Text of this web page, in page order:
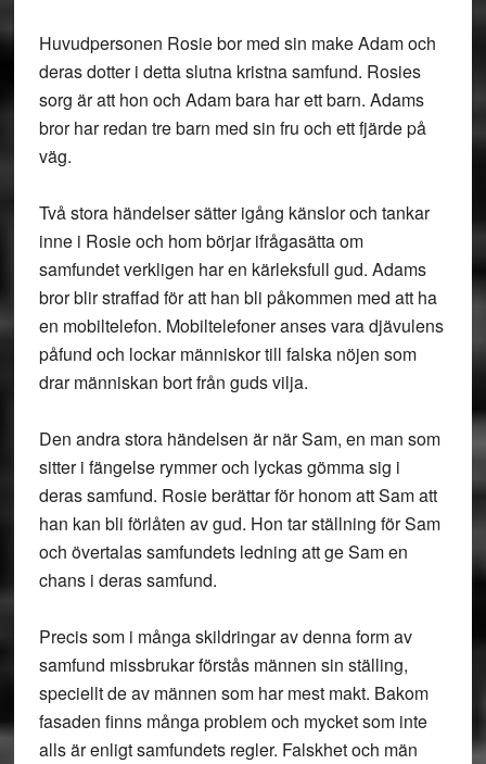
Huvudpersonen Rosie bor med sin make Adam och
deras dotter i detta slutna kristna samfund. Rosies
sorg är att hon och Adam bara har ett barn. Adams
bror har redan tre barn med sin fru och ett fjärde på
väg.
Två stora händelser sätter igång känslor och tankar
inne i Rosie och hom börjar ifrågasätta om
samfundet verkligen har en kärleksfull gud. Adams
bror blir straffad för att han bli påkommen med att ha
en mobiltelefon. Mobiltelefoner anses vara djävulens
påfund och lockar människor till falska nöjen som
drar människan bort från guds vilja.
Den andra stora händelsen är när Sam, en man som
sitter i fängelse rymmer och lyckas gömma sig i
deras samfund. Rosie berättar för honom att Sam att
han kan bli förlåten av gud. Hon tar ställning för Sam
och övertalas samfundets ledning att ge Sam en
chans i deras samfund.
Precis som i många skildringar av denna form av
samfund missbrukar förstås männen sin ställing,
speciellt de av männen som har mest makt. Bakom
fasaden finns många problem och mycket som inte
alls är enligt samfundets regler. Falskhet och män